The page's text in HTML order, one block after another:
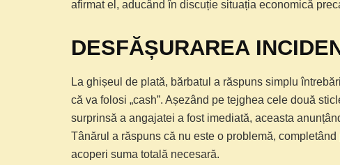
afirmat el, aducând în discuție situația economică
DESFĂȘURAREA
La ghișeul de plată, bărbatul a răspuns simplu
că va folosi „cash”. Așezând pe tejghea cele două
surprinsă a angajatei a fost imediată, aceasta
Tânărul a răspuns că nu este o problemă,
acoperi suma totală necesară.